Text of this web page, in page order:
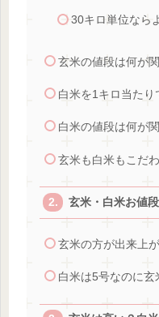
30キロ単位なら
玄米の値段は何が
白米を1キロ当たり
白米の値段は何が
玄米も白米もこだ
玄米・白米お値
玄米の方が出来上
白米は5号なのに玄